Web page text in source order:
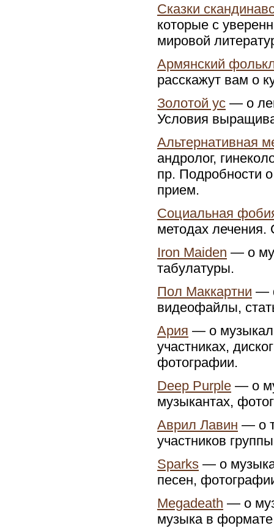
Сказки
которые с
мировой
Армянский
расскажут вам о
Золотой ус — о
Условия
Альтернативная
андролог,
пр. Подробности
прием.
Социальная
методах
Iron Maiden — о
табулатуры.
Пол Маккартни —
видеофайлы,
Ария — о
участниках,
фотографии.
Deep Purple — о
музыкантах,
Аврил Лавин — о
участников
Sparks — о
песен,
Megadeath — о
музыка в